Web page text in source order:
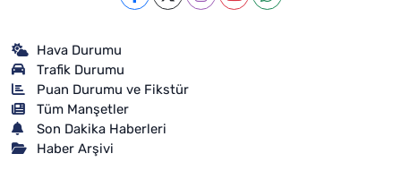
Hava Durumu
Trafik Durumu
Puan Durumu ve Fikstür
Tüm Manşetler
Son Dakika Haberleri
Haber Arşivi